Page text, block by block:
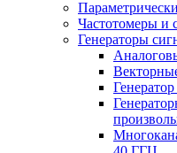
Частотомеры и
Генераторы